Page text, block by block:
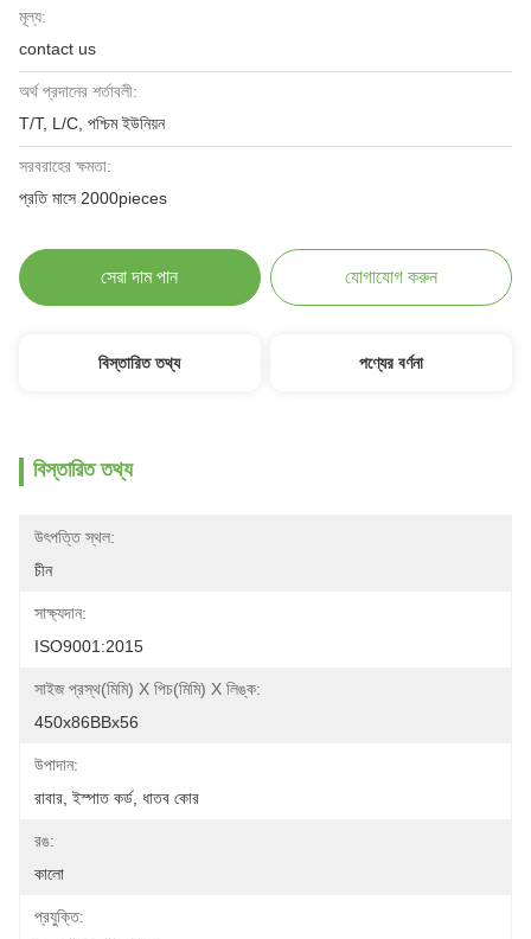
মূল্য:
contact us
অর্থ প্রদানের শর্তাবলী:
T/T, L/C, পশ্চিম ইউনিয়ন
সরবরাহের ক্ষমতা:
প্রতি মাসে 2000pieces
সেরা দাম পান যোগাযোগ করুন
বিস্তারিত তথ্য পণ্যের বর্ণনা
বিস্তারিত তথ্য
উৎপত্তি স্থল:
চীন
সাক্ষ্যদান:
ISO9001:2015
সাইজ প্রস্থ(মিমি) X পিচ(মিমি) X লিঙ্ক:
450x86BBx56
উপাদান:
রাবার, ইস্পাত কর্ড, ধাতব কোর
রঙ:
কালো
প্রযুক্তি: